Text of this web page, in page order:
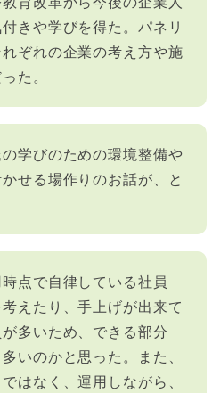
きや学びを得た。パネリ
ぞれの企業の考え方や施
た。
学びのための環境整備や
せる場作りのお話が、と
点で自律している社員
えたり、手上げが出来て
多いため、できる部分
いのかと思った。また、
はなく、運用しながら、